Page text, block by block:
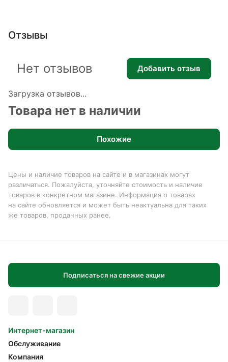
Отзывы
Загрузка отзывов...
Нет отзывов Добавить отзыв
Товара нет в наличии
Похожие
Цены и наличие товаров на сайте и в магазинах могут
различаться. Пожалуйста, уточняйте стоимость и наличие
товаров в конкретном магазине. Информация о товарах
на сайте обновляется и может быть неактуальна для таких
же товаров, проданных ранее.
Подписаться на свежие акции
Интернет-магазин
Обслуживание
Компания